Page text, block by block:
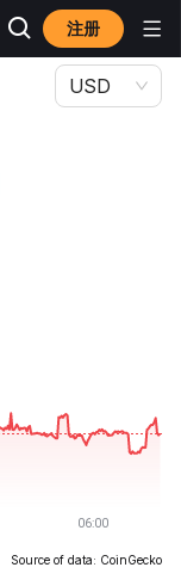
注册
USD
Source of data: CoinGecko